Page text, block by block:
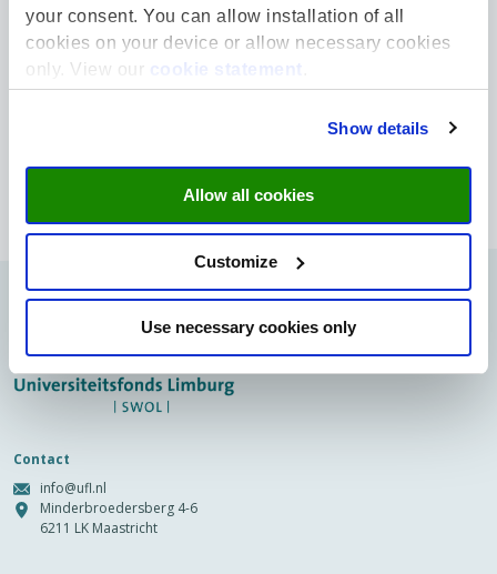
your consent. You can allow installation of all
cookies on your device or allow necessary cookies
only. View our
cookie statement
Show details
Allow all cookies
Customize
Use necessary cookies only
Lees meer
Contact
info@ufl.nl
Minderbroedersberg 4-6
6211 LK Maastricht